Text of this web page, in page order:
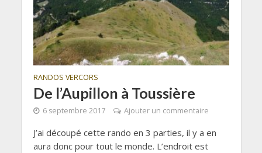
RANDOS VERCORS
De l’Aupillon à Toussière
6 septembre 2017 Ajouter un commentaire
J’ai découpé cette rando en 3 parties, il y a en
aura donc pour tout le monde. L’endroit est